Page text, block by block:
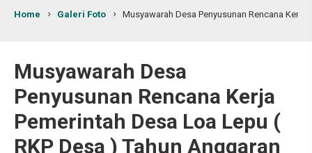
Home Galeri Foto Musyawarah Desa Penyusunan Rencana Kerja
Musyawarah Desa
Penyusunan Rencana Kerja
Pemerintah Desa Loa Lepu (
RKP Desa ) Tahun Anggaran